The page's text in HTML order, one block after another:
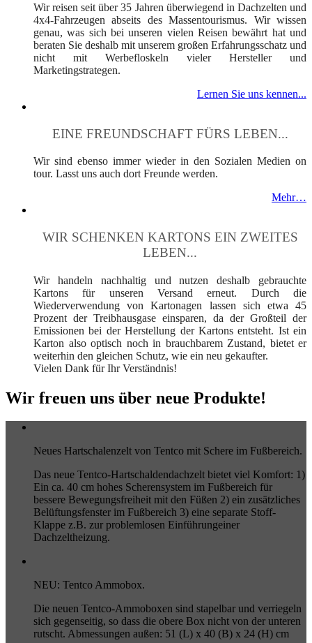
Wir reisen seit über 35 Jahren überwiegend in Dachzelten und
4x4-Fahrzeugen abseits des Massentourismus. Wir wissen
genau, was sich bei unseren vielen Reisen bewährt hat und
beraten Sie deshalb mit unserem großen Erfahrungsschatz und
nicht mit Werbefloskeln vieler Hersteller und
Marketingstrategen.
Lernen Sie uns kennen...
EINE FREUNDSCHAFT FÜRS LEBEN...
Wir sind ebenso immer wieder in den Sozialen Medien on
tour. Lasst uns auch dort Freunde werden.
Mehr…
WIR SCHENKEN KARTONS EIN ZWEITES
LEBEN...
Wir handeln nachhaltig und nutzen deshalb gebrauchte
Kartons für unseren Versand erneut. Durch die
Wiederverwendung von Kartonagen lassen sich etwa 45
Prozent der Treibhausgase einsparen, da der Großteil der
Emissionen bei der Herstellung der Kartons entsteht. Ist ein
Karton also optisch noch in brauchbarem Zustand, bietet er
weiterhin den gleichen Schutz, wie ein neu gekaufter.
Vielen Dank für Ihr Verständnis!
Wir freuen uns über neue Produkte!
Neues Hartschalenzelt von Tentco mit Schere im Fußbereich.
Das neue Tentco-Hartschaldendachzelt bietet viel Komfort: 1)
Ein ca. 40 cm hohes Scherensystem im Fußbereich für
bessere Bewegungsfreiheit mit den Füßen 2) ein zusätzliches
Belüftungsfenster im Fußbereich 3) eine separate Stoff-
Klappe z.B. zur problemlosen Einführungeiner
Dachzeltheizung.
NEU: Tentco Ammobox.
Die neuen Tentco-Ammoboxen sind stapelbar und verriegeln
sich gegenseitig, so dass die obere Box nicht von der unteren
rutscht. Abmessungen außen: 51 (L) x 40 (B) x 24 (H) cm